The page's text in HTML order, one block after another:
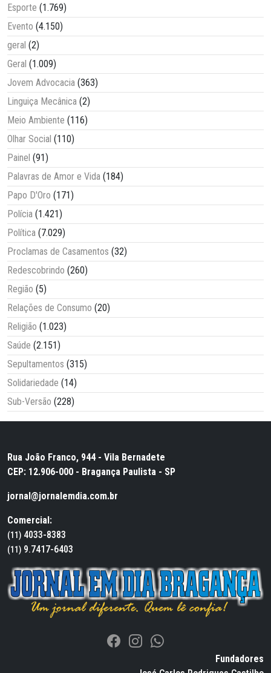
Esporte (1.769)
Evento (4.150)
geral (2)
Geral (1.009)
Jovem Advocacia (363)
Linguiça Mecânica (2)
Meio Ambiente (116)
Olhar Social (110)
Painel (91)
Palavras de Amor e Vida (184)
Papo D'Oro (171)
Polícia (1.421)
Política (7.029)
Proclamas de Casamentos (32)
Redescobrindo (260)
Região (5)
Relações de Consumo (20)
Religião (1.023)
Saúde (2.151)
Sepultamentos (315)
Solidariedade (14)
Sub-Versão (228)
Rua João Franco, 944 - Vila Bernadete
CEP: 12.906-000 - Bragança Paulista - SP
jornal@jornalemdia.com.br
Comercial:
(11) 4033-8383
(11) 9.7417-6403
Fundadores